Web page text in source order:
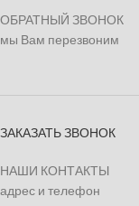
ОБРАТНЫЙ ЗВОНОК
мы Вам перезвоним
ЗАКАЗАТЬ ЗВОНОК
НАШИ КОНТАКТЫ
адрес и телефон